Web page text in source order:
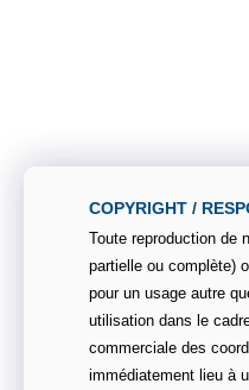
COPYRIGHT /
Toute reproduction de
partielle ou complète)
pour un usage autre
utilisation dans le
commerciale des
immédiatement lieu à